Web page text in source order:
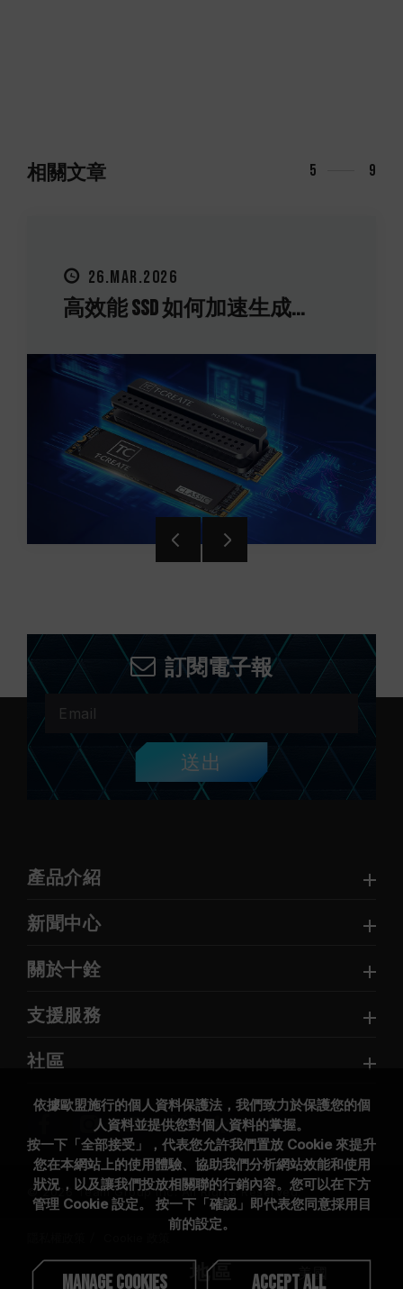
相關文章 5 9
26.MAR.2026
高效能 SSD 如何加速生成...
訂閱電子報
送出
產品介紹
新聞中心
關於十銓
支援服務
社區
© 2026 Team Group Inc. All Rights Reserved.
地區 美國
依據歐盟施行的個人資料保護法，我們致力於保護您的個
人資料並提供您對個人資料的掌握。
按一下「全部接受」，代表您允許我們置放 Cookie 來提升
您在本網站上的使用體驗、協助我們分析網站效能和使用
狀況，以及讓我們投放相關聯的行銷內容。您可以在下方
管理 Cookie 設定。 按一下「確認」即代表您同意採用目
前的設定。
Manage Cookies Accept All